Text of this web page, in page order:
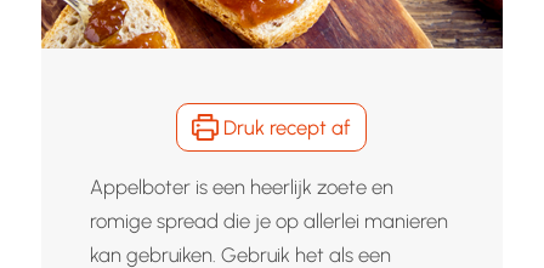
Druk recept af
Appelboter is een heerlijk zoete en
romige spread die je op allerlei manieren
kan gebruiken. Gebruik het als een